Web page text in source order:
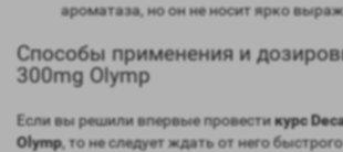
ароматаза, но он не носит ярко
Способы применения и
300mg Olymp
Если вы решили впервые провестикурс
Olymp, то не следует ждать от него